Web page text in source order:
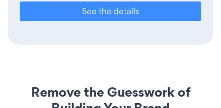
See the details
Remove the Guesswork of